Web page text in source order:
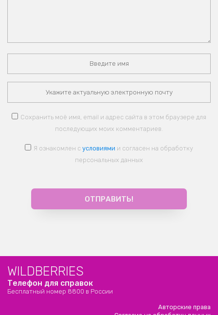
Сохранить моё имя, email и адрес сайта в этом браузере для
последующих моих комментариев.
Я ознакомлен с условиями и согласен на обработку
персональных данных
WILDBERRIES
Телефон для справок
Бесплатный номер 8800 в России
Авторские права